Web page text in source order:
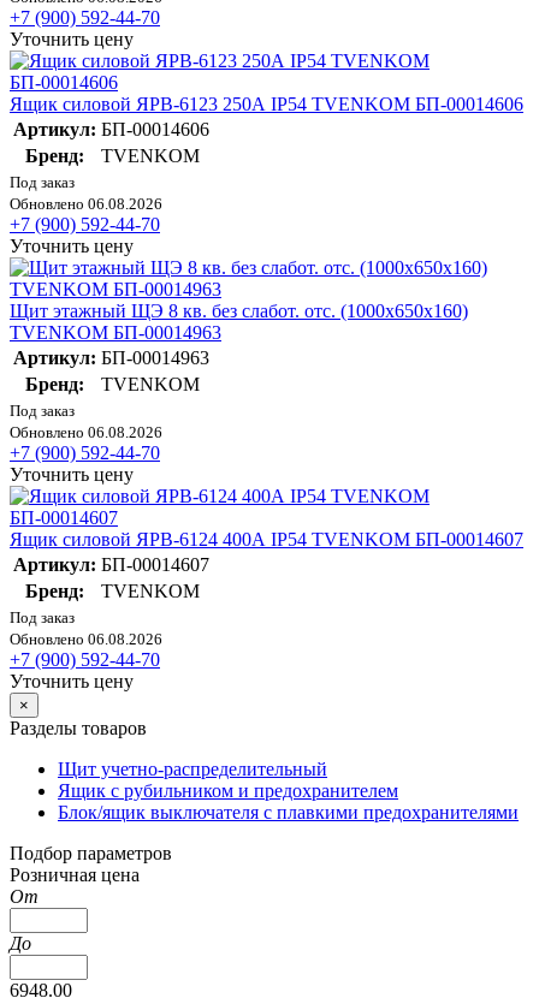
+7 (900) 592-44-70
Уточнить цену
Ящик силовой ЯРВ-6123 250А IP54 TVENKOM БП-00014606
Артикул: БП-00014606
Бренд:
TVENKOM
Под заказ
Обновлено 06.08.2026
+7 (900) 592-44-70
Уточнить цену
Щит этажный ЩЭ 8 кв. без слабот. отс. (1000х650х160)
TVENKOM БП-00014963
Артикул: БП-00014963
Бренд:
TVENKOM
Под заказ
Обновлено 06.08.2026
+7 (900) 592-44-70
Уточнить цену
Ящик силовой ЯРВ-6124 400А IP54 TVENKOM БП-00014607
Артикул: БП-00014607
Бренд:
TVENKOM
Под заказ
Обновлено 06.08.2026
+7 (900) 592-44-70
Уточнить цену
×
Разделы товаров
Щит учетно-распределительный
Ящик с рубильником и предохранителем
Блок/ящик выключателя с плавкими предохранителями
Подбор параметров
Розничная цена
От
До
6948.00